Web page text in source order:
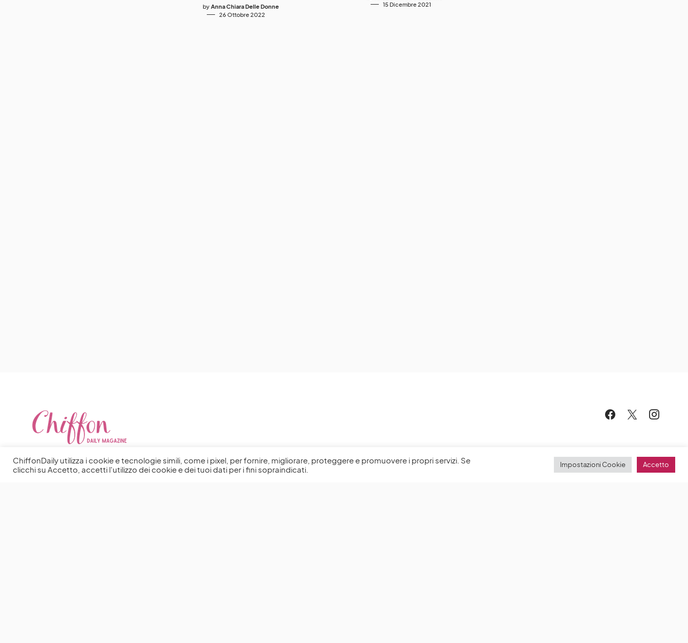
by Anna Chiara Delle Donne
26 Ottobre 2022
15 Dicembre 2021
ChiffonDaily utilizza i cookie e tecnologie simili, come i pixel, per fornire, migliorare, proteggere e promuovere i propri servizi. Se
clicchi su Accetto, accetti l'utilizzo dei cookie e dei tuoi dati per i fini sopraindicati.
Impostazioni Cookie Accetto